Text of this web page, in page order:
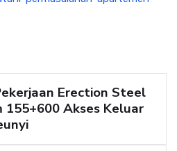
Erection Steel
155+600 Akses Keluar